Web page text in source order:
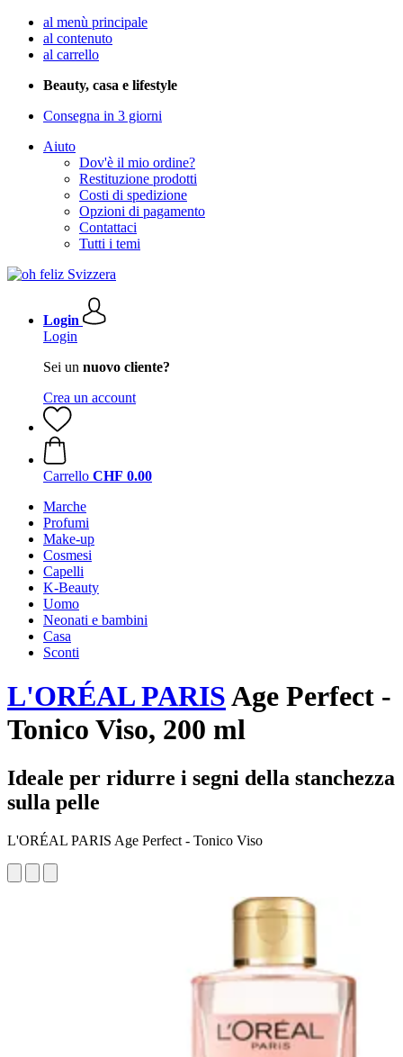
al menù principale
al contenuto
al carrello
Beauty, casa e lifestyle
Consegna in 3 giorni
Aiuto
Dov'è il mio ordine?
Restituzione prodotti
Costi di spedizione
Opzioni di pagamento
Contattaci
Tutti i temi
Login
Login
Sei un nuovo cliente?
Crea un account
Carrello CHF 0.00
Marche
Profumi
Make-up
Cosmesi
Capelli
K-Beauty
Uomo
Neonati e bambini
Casa
Sconti
L'ORÉAL PARISAge Perfect -
Tonico Viso, 200 ml
Ideale per ridurre i segni della stanchezza
sulla pelle
L'ORÉAL PARIS Age Perfect - Tonico Viso